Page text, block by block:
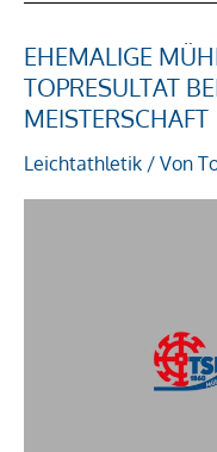
EHEMALIGE
TOPRESULTAT
MEISTERSCHAFT
Leichtathletik / Von
Ehemalige
Mühldorferin
mit
Topresultat